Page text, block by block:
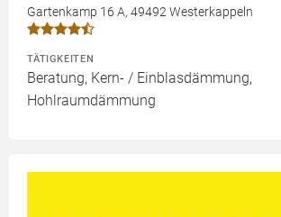
Gartenkamp 16 A, 49492 Westerkappeln
TÄTIGKEITEN
Beratung, Kern- / Einblasdämmung,
Hohlraumdämmung